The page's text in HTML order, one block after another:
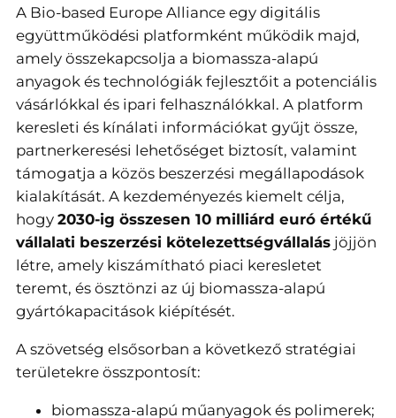
A Bio-based Europe Alliance egy digitális
együttműködési platformként működik majd,
amely összekapcsolja a biomassza-alapú
anyagok és technológiák fejlesztőit a potenciális
vásárlókkal és ipari felhasználókkal. A platform
keresleti és kínálati információkat gyűjt össze,
partnerkeresési lehetőséget biztosít, valamint
támogatja a közös beszerzési megállapodások
kialakítását. A kezdeményezés kiemelt célja,
hogy 2030-ig összesen 10 milliárd euró értékű
vállalati beszerzési kötelezettségvállalás jöjjön
létre, amely kiszámítható piaci keresletet
teremt, és ösztönzi az új biomassza-alapú
gyártókapacitások kiépítését.
A szövetség elsősorban a következő stratégiai
területekre összpontosít:
biomassza-alapú műanyagok és polimerek;